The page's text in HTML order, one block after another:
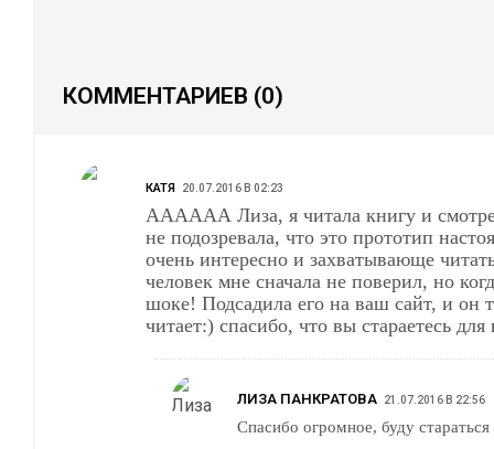
КОММЕНТАРИЕВ (0)
КАТЯ 20.07.2016 В 02:23
АААААА Лиза, я читала книгу и
не подозревала, что это прототип
очень интересно и захватывающе
человек мне сначала не поверил, но
шоке! Подсадила его на ваш сайт, и он
читает:) спасибо, что вы стараетесь для
ЛИЗА ПАНКРАТОВА 21.07.2016 В 22:56
Спасибо огромное, буду стараться